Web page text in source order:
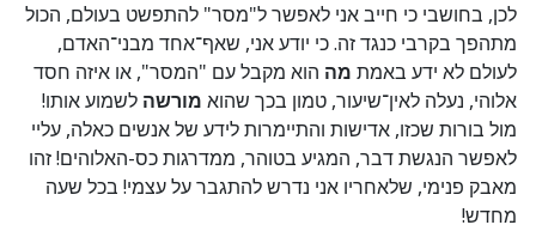
לכן, בחושבי כי חייב אני לאפשר ל"מסר" להתפשט בעולם, הכול
מתהפך בקרבי כנגד זה. כי יודע אני, שאף־אחד מבני־האדם,
לעולם לא ידע באמת מה הוא מקבל עם "המסר", או איזה חסד
אלוהי, נעלה לאין־שיעור, טמון בכך שהוא מורשה לשמוע אותו!
מול בורות שכזו, אדישות והתיימרות לידע של אנשים כאלה, עליי
לאפשר הנגשת דבר, המגיע בטוהר, ממדרגות כס-האלוהים! זהו
מאבק פנימי, שלאחריו אני נדרש להתגבר על עצמי! בכל שעה
מחדש!